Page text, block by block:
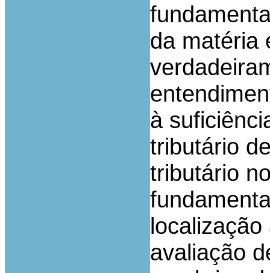
da matéria
à
tributário
tributário
localização
avaliação